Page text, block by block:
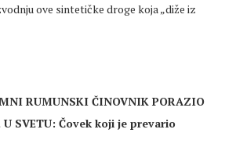
ove sintetičke droge koja „diže iz
RUMUNSKI ČINOVNIK PORAZIO
U SVETU: Čovek koji je prevario